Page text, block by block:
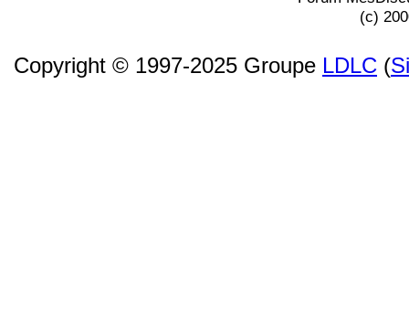
(c)
Copyright © 1997-2025 Groupe LDLC (